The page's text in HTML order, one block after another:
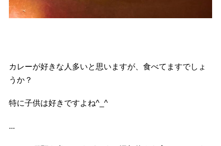
カレーが好きな人多いと思いますが、食べてますでしょ
うか？
特に子供は好きですよね^_^
...